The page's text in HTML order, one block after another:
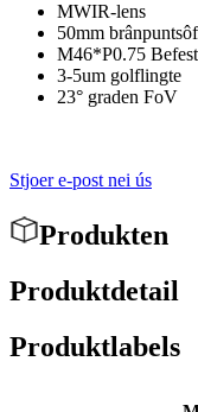
MWIR-lens
50mm
M46*P0.75
3-5um golflingte
23° graden FoV
Stjoer e-post nei ús
Produkten
Produktdetail
Produktlabels